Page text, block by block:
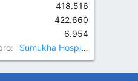
418.516
422.660
6.954
Sumukha Hospitals